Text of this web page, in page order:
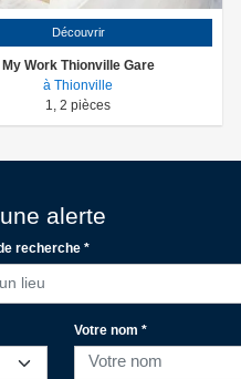
Découvrir
My Work Thionville Gare
à Thionville
1
2 pièces
alerte
recherche *
lieu
Votre nom *